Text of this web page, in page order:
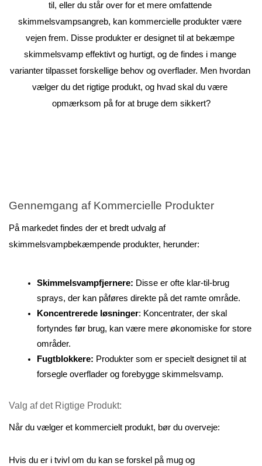
til, eller du står over for et mere omfattende
skimmelsvampsangreb, kan kommercielle produkter være
vejen frem. Disse produkter er designet til at bekæmpe
skimmelsvamp effektivt og hurtigt, og de findes i mange
varianter tilpasset forskellige behov og overflader. Men hvordan
vælger du det rigtige produkt, og hvad skal du være
opmærksom på for at bruge dem sikkert?
Gennemgang af Kommercielle Produkter
På markedet findes der et bredt udvalg af
skimmelsvampbekæmpende produkter, herunder:
Skimmelsvampfjernere: Disse er ofte klar-til-brug
sprays, der kan påføres direkte på det ramte område.
Koncentrerede løsninger: Koncentrater, der skal
fortyndes før brug, kan være mere økonomiske for store
områder.
Fugtblokkere: Produkter som er specielt designet til at
forsegle overflader og forebygge skimmelsvamp.
Valg af det Rigtige Produkt:
Når du vælger et kommercielt produkt, bør du overveje:
Hvis du er i tvivl om du kan se forskel på mug og